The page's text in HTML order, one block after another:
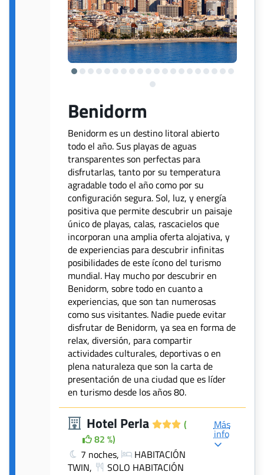
Benidorm
Benidorm es un destino litoral abierto
todo el año. Sus playas de aguas
transparentes son perfectas para
disfrutarlas, tanto por su temperatura
agradable todo el año como por su
configuración segura. Sol, luz, y energía
positiva que permite descubrir un paisaje
único de playas, calas, rascacielos que
incorporan una amplia oferta alojativa, y
de experiencias para descubrir infinitas
posibilidades de este ícono del turismo
mundial. Hay mucho por descubrir en
Benidorm, sobre todo en cuanto a
experiencias, que son tan numerosas
como sus visitantes. Nadie puede evitar
disfrutar de Benidorm, ya sea en forma de
relax, diversión, para compartir
actividades culturales, deportivas o en
plena naturaleza que son la carta de
presentación de una ciudad que es líder
en turismo desde los años 80.
Hotel Perla
(
82 %)
7 noches,
HABITACIÓN
TWIN,
SOLO HABITACIÓN
Más
info